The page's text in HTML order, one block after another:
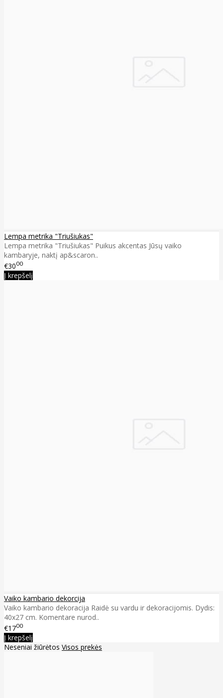
Lempa metrika "Triušiukas"
Lempa metrika "Triušiukas" Puikus akcentas Jūsų vaiko
kambaryje, naktį ap&scaron..
€3000
Į krepšelį
Vaiko kambario dekorcija
Vaiko kambario dekoracija Raidė su vardu ir dekoracijomis. Dydis:
40x27 cm. Komentare nurod..
€1700
Į krepšelį
Neseniai žiūrėtos Visos prekės